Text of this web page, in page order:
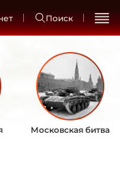
Поиск
Московская битва